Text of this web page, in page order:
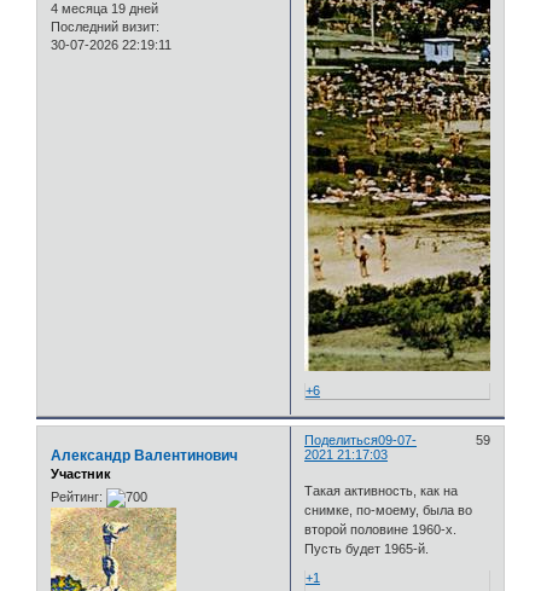
4 месяца 19 дней
Последний визит:
30-07-2026 22:19:11
+6
Поделиться 59
09-07-
2021 21:17:03
Александр Валентинович
Участник
Рейтинг:
Такая активность, как на
снимке, по-моему, была во
второй половине 1960-х.
Пусть будет 1965-й.
+1